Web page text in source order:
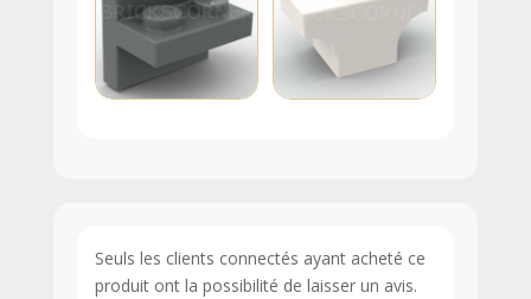
Seuls les clients connectés ayant acheté ce
produit ont la possibilité de laisser un avis.